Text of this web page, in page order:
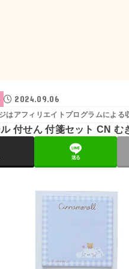
2024.09.06
はアフィリエイトプログラムによる
付せん 付箋セット CN む
送る